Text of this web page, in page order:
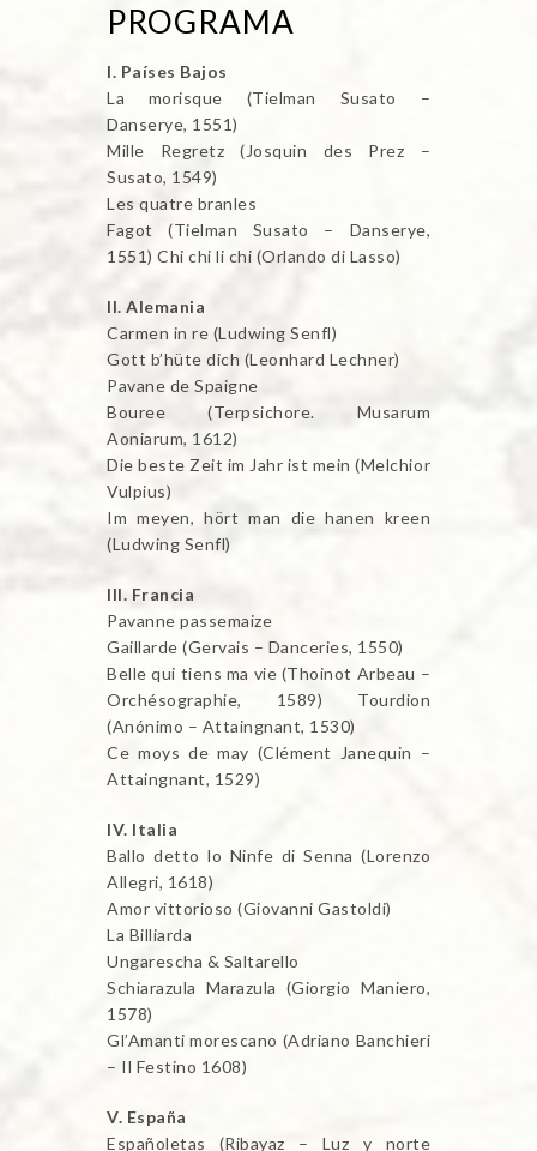
PROGRAMA
I. Países Bajos
La morisque (Tielman Susato –
Danserye, 1551)
Mille Regretz (Josquin des Prez –
Susato, 1549)
Les quatre branles
Fagot (Tielman Susato – Danserye,
1551) Chi chi li chi (Orlando di Lasso)
II. Alemania
Carmen in re (Ludwing Senfl)
Gott b’hüte dich (Leonhard Lechner)
Pavane de Spaigne
Bouree (Terpsichore. Musarum
Aoniarum, 1612)
Die beste Zeit im Jahr ist mein (Melchior
Vulpius)
Im meyen, hört man die hanen kreen
(Ludwing Senfl)
III. Francia
Pavanne passemaize
Gaillarde (Gervais – Danceries, 1550)
Belle qui tiens ma vie (Thoinot Arbeau –
Orchésographie, 1589) Tourdion
(Anónimo – Attaingnant, 1530)
Ce moys de may (Clément Janequin –
Attaingnant, 1529)
IV. Italia
Ballo detto lo Ninfe di Senna (Lorenzo
Allegri, 1618)
Amor vittorioso (Giovanni Gastoldi)
La Billiarda
Ungarescha & Saltarello
Schiarazula Marazula (Giorgio Maniero,
1578)
Gl’Amanti morescano (Adriano Banchieri
– Il Festino 1608)
V. España
Españoletas (Ribayaz – Luz y norte